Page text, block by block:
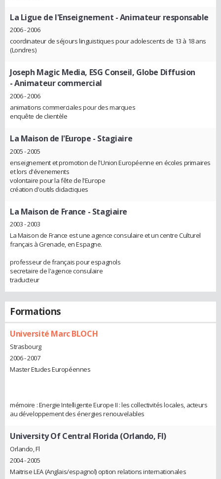
La Ligue de l'Enseignement - Animateur responsable
2006 - 2006
coordinateur de séjours linguistiques pour adolescents de 13 à 18 ans
(Londres)
Joseph Magic Media, ESG Conseil, Globe Diffusion
- Animateur commercial
2006 - 2006
animations commerciales pour des marques
enquête de clientèle
La Maison de l'Europe - Stagiaire
2005 - 2005
enseignement et promotion de l'Union Européenne en écoles primaires
et lors d'évenements
volontaire pour la fête de l'Europe
création d'outils didactiques
La Maison de France - Stagiaire
2003 - 2003
La Maison de France est une agence consulaire et un centre Culturel
français à Grenade, en Espagne.
professeur de français pour espagnols
secretaire de l'agence consulaire
traducteur
Formations
Université Marc BLOCH
Strasbourg
2006 - 2007
Master Etudes Européennes
mémoire : Energie Intelligente Europe II : les collectivités locales, acteurs
au développement des énergies renouvelables
University Of Central Florida (Orlando, Fl)
Orlando, Fl
2004 - 2005
Maitrise LEA (Anglais/espagnol) option relations internationales